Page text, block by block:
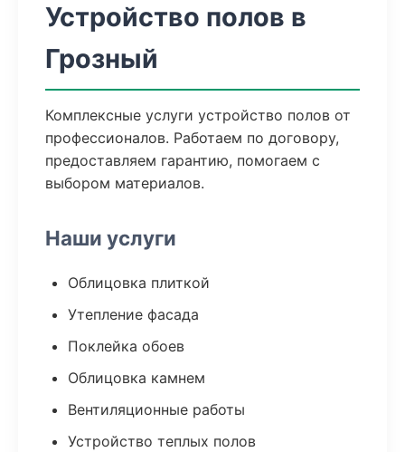
Устройство полов в
Грозный
Комплексные услуги устройство полов от
профессионалов. Работаем по договору,
предоставляем гарантию, помогаем с
выбором материалов.
Наши услуги
Облицовка плиткой
Утепление фасада
Поклейка обоев
Облицовка камнем
Вентиляционные работы
Устройство теплых полов